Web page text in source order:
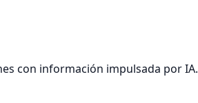
con información impulsada por IA.